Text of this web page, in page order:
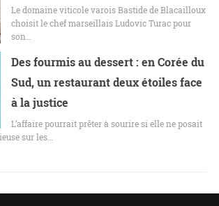
Le domaine viticole varois Bastide de Blacailloux
choisit le chef marseillais Ludovic Turac pour
son…
Des fourmis au dessert : en Corée du
Sud, un restaurant deux étoiles face
à la justice
L’affaire pourrait prêter à sourire si elle ne posait
sur les…